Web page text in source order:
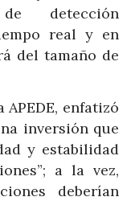
de detección
real y en
del tamaño de
enfatizó
inversión que
y estabilidad
a la vez,
deberían